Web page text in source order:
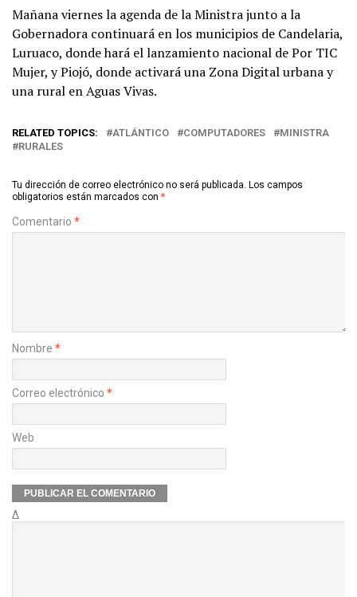
Mañana viernes la agenda de la Ministra junto a la
Gobernadora continuará en los municipios de Candelaria,
Luruaco, donde hará el lanzamiento nacional de Por TIC
Mujer, y Piojó, donde activará una Zona Digital urbana y
una rural en Aguas Vivas.
RELATED TOPICS: ATLÁNTICO COMPUTADORES
MINISTRA
RURALES
Tu dirección de correo electrónico no será publicada. Los campos
obligatorios están marcados con *
Comentario *
Nombre *
Correo electrónico *
Web
Δ